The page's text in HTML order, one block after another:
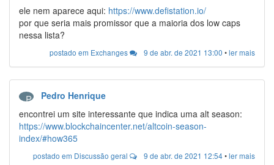
ele nem aparece aqui: https://www.defistation.io/
por que seria mais promissor que a maioria dos low caps
nessa lista?
postado em Exchanges 9 de abr. de 2021 13:00 •ler mais
P
Pedro Henrique
encontrei um site interessante que indica uma alt season:
https://www.blockchaincenter.net/altcoin-season-
index/#how365
postado em Discussão geral 9 de abr. de 2021 12:54•ler mais